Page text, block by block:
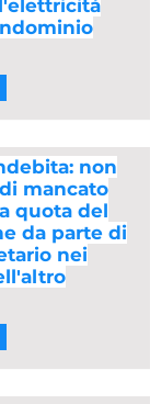
non
mancato
quota del
da parte di
nei